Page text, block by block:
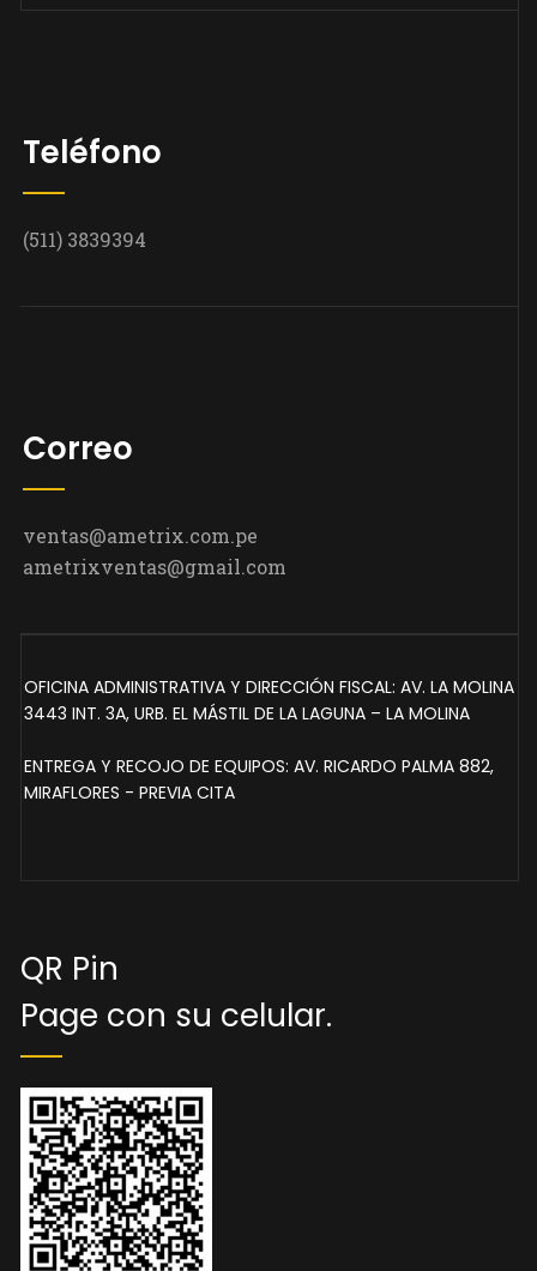
Teléfono
(511) 3839394
Correo
ventas@ametrix.com.pe
ametrixventas@gmail.com
OFICINA ADMINISTRATIVA Y DIRECCIÓN FISCAL: AV. LA MOLINA
3443 INT. 3A, URB. EL MÁSTIL DE LA LAGUNA – LA MOLINA
ENTREGA Y RECOJO DE EQUIPOS: AV. RICARDO PALMA 882,
MIRAFLORES - PREVIA CITA
QR Pin
Page con su celular.